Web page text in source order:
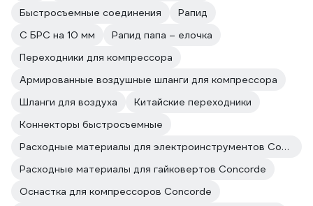
Быстросъемные соединения
Рапид
С БРС на 10 мм
Рапид папа – елочка
Переходники для компрессора
Армированные воздушные шланги для компрессора
Шланги для воздуха
Китайские переходники
Коннекторы быстросъемные
Расходные материалы для электроинструментов Concorde
Расходные материалы для гайковертов Concorde
Оснастка для компрессоров Concorde